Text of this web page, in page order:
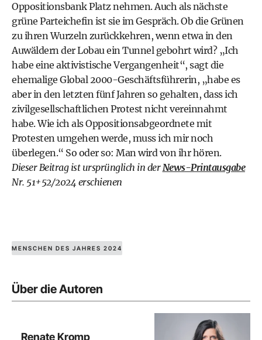
Oppositionsbank Platz nehmen. Auch als nächste
grüne Parteichefin ist sie im Gespräch. Ob die Grünen
zu ihren Wurzeln zurückkehren, wenn etwa in den
Auwäldern der Lobau ein Tunnel gebohrt wird? „Ich
habe eine aktivistische Vergangenheit“, sagt die
ehemalige Global 2000-Geschäftsführerin, „habe es
aber in den letzten fünf Jahren so gehalten, dass ich
zivilgesellschaftlichen Protest nicht vereinnahmt
habe. Wie ich als Oppositionsabgeordnete mit
Protesten umgehen werde, muss ich mir noch
überlegen.“ So oder so: Man wird von ihr hören.
Dieser Beitrag ist ursprünglich in derNews-Printausgabe
Nr. 51+52/2024 erschienen
MENSCHEN DES JAHRES 2024
Über die Autoren
Renate Kromp